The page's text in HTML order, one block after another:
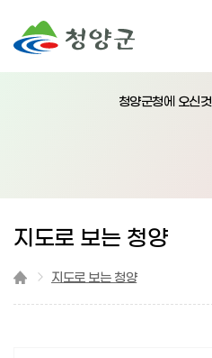
청양군청에 오신
지도로 보는 청양
지도로 보는 청양